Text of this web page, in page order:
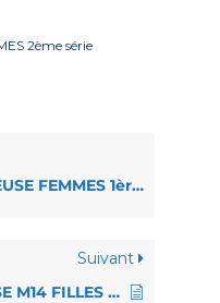
2ème série
1ère série CHAMPIONNAT
Suivant
Directives TR P.G.CREUSE M14 FILLES CHAMPIONNAT